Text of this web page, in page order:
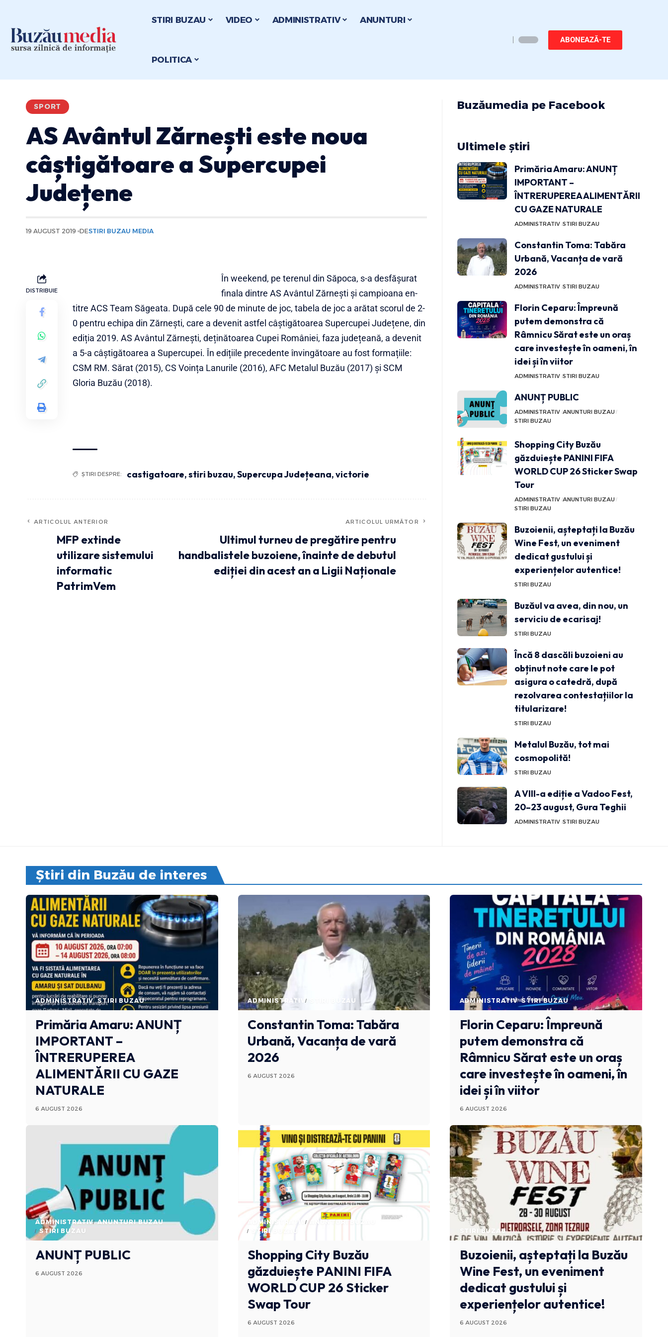
STIRI BUZAU VIDEO ADMINISTRATIV ANUNTURI
POLITICA
ABONEAZĂ-TE
SPORT
AS Avântul Zărnești este noua
câștigătoare a Supercupei
Județene
19 AUGUST 2019 DESTIRI BUZAU MEDIA
DISTRIBUIE
În weekend, pe terenul din Săpoca, s-a desfășurat
finala dintre AS Avântul Zărnești și campioana en-
titre ACS Team Săgeata. După cele 90 de minute de joc, tabela de joc a arătat scorul de 2-
0 pentru echipa din Zărnești, care a devenit astfel câștigătoarea Supercupei Județene, din
ediția 2019. AS Avântul Zărnești, deținătoarea Cupei României, faza județeană, a devenit
a 5-a câștigătoarea a Supercupei. În edițiile precedente învingătoare au fost formațiile:
CSM RM. Sărat (2015), CS Voința Lanurile (2016), AFC Metalul Buzău (2017) și SCM
Gloria Buzău (2018).
ȘTIRI DESPRE: castigatoare,stiri buzau,Supercupa Județeana,victorie
ARTICOLUL ANTERIOR
MFP extinde
utilizare sistemului
informatic
PatrimVem
ARTICOLUL URMĂTOR
Ultimul turneu de pregătire pentru
handbalistele buzoiene, înainte de debutul
ediției din acest an a Ligii Naționale
Buzăumedia pe Facebook
Ultimele știri
Primăria Amaru: ANUNȚ
IMPORTANT –
ÎNTRERUPEREA ALIMENTĂRII
CU GAZE NATURALE
ADMINISTRATIV STIRI BUZAU
Constantin Toma: Tabăra
Urbană, Vacanța de vară
2026
ADMINISTRATIV STIRI BUZAU
Florin Ceparu: Împreună
putem demonstra că
Râmnicu Sărat este un oraș
care investește în oameni, în
idei și în viitor
ADMINISTRATIV STIRI BUZAU
ANUNȚ PUBLIC
ADMINISTRATIV ANUNTURI BUZAU
STIRI BUZAU
Shopping City Buzău
găzduiește PANINI FIFA
WORLD CUP 26 Sticker Swap
Tour
ADMINISTRATIV ANUNTURI BUZAU
STIRI BUZAU
Buzoienii, așteptați la Buzău
Wine Fest, un eveniment
dedicat gustului și
experiențelor autentice!
STIRI BUZAU
Buzăul va avea, din nou, un
serviciu de ecarisaj!
STIRI BUZAU
Încă 8 dascăli buzoieni au
obținut note care le pot
asigura o catedră, după
rezolvarea contestațiilor la
titularizare!
STIRI BUZAU
Metalul Buzău, tot mai
cosmopolită!
STIRI BUZAU
A VIII-a ediție a Vadoo Fest,
20–23 august, Gura Teghii
ADMINISTRATIV STIRI BUZAU
Știri din Buzău de interes
ADMINISTRATIV STIRI BUZAU
Primăria Amaru: ANUNȚ
IMPORTANT –
ÎNTRERUPEREA
ALIMENTĂRII CU GAZE
NATURALE
6 AUGUST 2026
ADMINISTRATIV STIRI BUZAU
Constantin Toma: Tabăra
Urbană, Vacanța de vară
2026
6 AUGUST 2026
ADMINISTRATIV STIRI BUZAU
Florin Ceparu: Împreună
putem demonstra că
Râmnicu Sărat este un oraș
care investește în oameni, în
idei și în viitor
6 AUGUST 2026
ADMINISTRATIV ANUNTURI BUZAU
STIRI BUZAU
ANUNȚ PUBLIC
6 AUGUST 2026
ADMINISTRATIV ANUNTURI BUZAU
STIRI BUZAU
Shopping City Buzău
găzduiește PANINI FIFA
WORLD CUP 26 Sticker
Swap Tour
6 AUGUST 2026
STIRI BUZAU
Buzoienii, așteptați la Buzău
Wine Fest, un eveniment
dedicat gustului și
experiențelor autentice!
6 AUGUST 2026